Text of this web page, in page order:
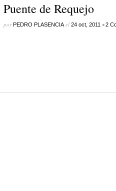
Puente de Requejo
porPEDRO PLASENCIAel 24 oct, 2011 •2